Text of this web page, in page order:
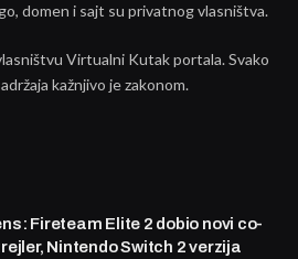
domen i sajt su privatnog vlasništva.
Virtualni Kutak portala. Svako
kažnjivo je zakonom.
Fireteam Elite 2 dobio novi co-
Nintendo Switch 2 verzija